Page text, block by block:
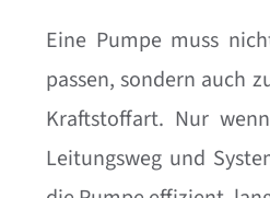
Eine Pumpe muss
passen, sondern auch
Kraftstoffart. Nur
Leitungsweg und